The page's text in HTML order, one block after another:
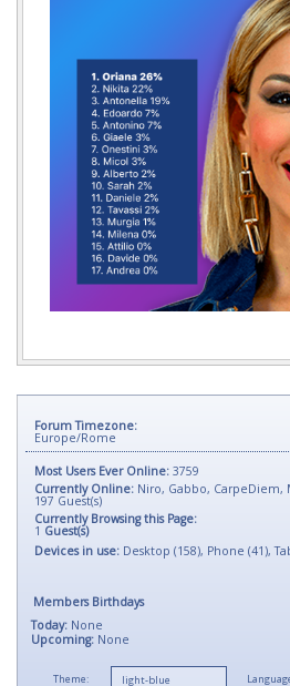
Forum Timezone:
Europe/Rome
Most Users Ever Online: 3759
Currently Online: Niro, Gabbo, CarpeDiem,
197 Guest(s)
Currently Browsing this Page:
1 Guest(s)
Devices in use: Desktop (158), Phone (41),
Members Birthdays
Today: None
Upcoming: None
Theme: